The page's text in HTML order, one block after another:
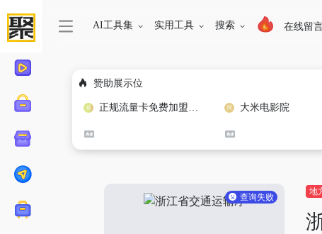
AI工具集 实用工具 搜索 在线留
赞助展示位
正规流量卡免费加盟合作 大米电影院
查询失败
地